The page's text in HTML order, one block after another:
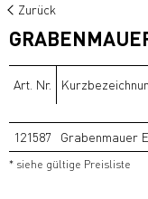
Zurück
Art. Nr.
121587 Grabenmauer
* siehe gültige Preisliste